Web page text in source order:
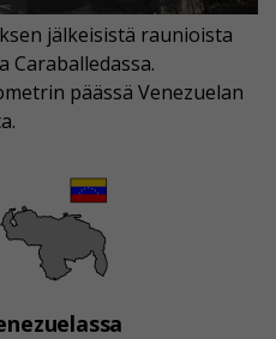
jälkeisistä raunioista
Caraballedassa.
päässä Venezuelan